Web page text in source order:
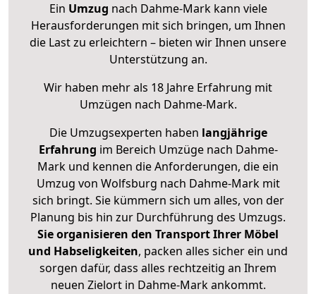
Ein Umzug nach Dahme-Mark kann viele
Herausforderungen mit sich bringen, um Ihnen
die Last zu erleichtern – bieten wir Ihnen unsere
Unterstützung an.
Wir haben mehr als 18 Jahre Erfahrung mit
Umzügen nach Dahme-Mark.
Die Umzugsexperten haben langjährige
Erfahrung im Bereich Umzüge nach Dahme-
Mark und kennen die Anforderungen, die ein
Umzug von Wolfsburg nach Dahme-Mark mit
sich bringt. Sie kümmern sich um alles, von der
Planung bis hin zur Durchführung des Umzugs.
Sie organisieren den Transport Ihrer Möbel
und Habseligkeiten, packen alles sicher ein und
sorgen dafür, dass alles rechtzeitig an Ihrem
neuen Zielort in Dahme-Mark ankommt.